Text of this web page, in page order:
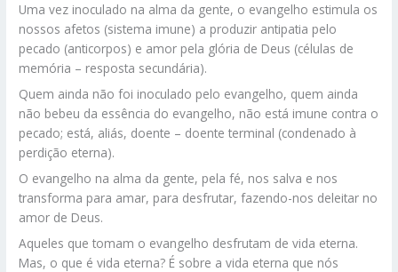
Uma vez inoculado na alma da gente, o evangelho estimula os
nossos afetos (sistema imune) a produzir antipatia pelo
pecado (anticorpos) e amor pela glória de Deus (células de
memória – resposta secundária).
Quem ainda não foi inoculado pelo evangelho, quem ainda
não bebeu da essência do evangelho, não está imune contra o
pecado; está, aliás, doente – doente terminal (condenado à
perdição eterna).
O evangelho na alma da gente, pela fé, nos salva e nos
transforma para amar, para desfrutar, fazendo-nos deleitar no
amor de Deus.
Aqueles que tomam o evangelho desfrutam de vida eterna.
Mas, o que é vida eterna? É sobre a vida eterna que nós